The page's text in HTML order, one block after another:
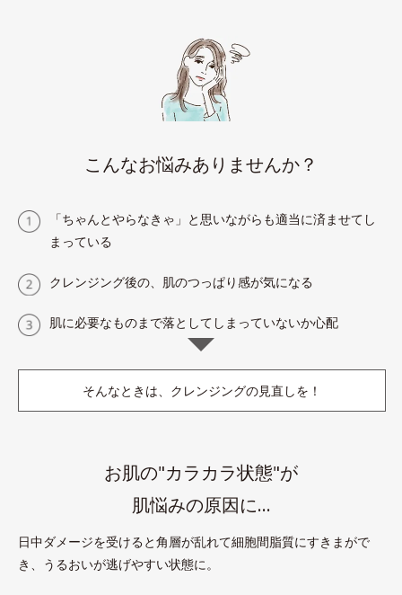
こんなお悩みありませんか？
「ちゃんとやらなきゃ」と思いながらも適当に済ませてし
まっている
クレンジング後の、肌のつっぱり感が気になる
肌に必要なものまで落としてしまっていないか心配
そんなときは、クレンジングの見直しを！
お肌の"カラカラ状態"が
肌悩みの原因に…
日中ダメージを受けると角層が乱れて細胞間脂質にすきまがで
き、うるおいが逃げやすい状態に。